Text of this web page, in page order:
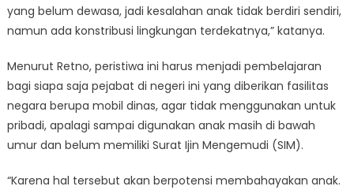
yang belum dewasa, jadi kesalahan anak tidak berdiri sendiri,
namun ada konstribusi lingkungan terdekatnya,” katanya.
Menurut Retno, peristiwa ini harus menjadi pembelajaran
bagi siapa saja pejabat di negeri ini yang diberikan fasilitas
negara berupa mobil dinas, agar tidak menggunakan untuk
pribadi, apalagi sampai digunakan anak masih di bawah
umur dan belum memiliki Surat Ijin Mengemudi (SIM).
“Karena hal tersebut akan berpotensi membahayakan anak.